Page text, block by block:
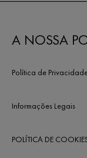
A NOSSA
Política de
Informações Legais
POLÍTICA DE